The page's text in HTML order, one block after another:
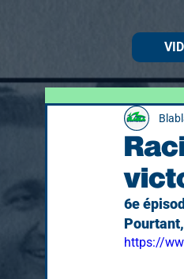
6e
https://